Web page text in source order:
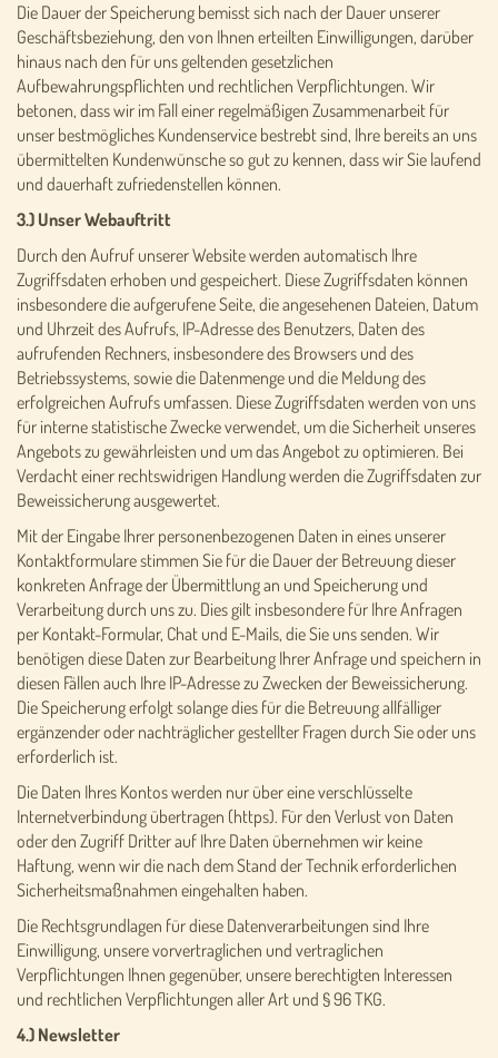
Die Dauer der Speicherung bemisst sich nach der Dauer unserer
Geschäftsbeziehung, den von Ihnen erteilten Einwilligungen, darüber
hinaus nach den für uns geltenden gesetzlichen
Aufbewahrungspflichten und rechtlichen Verpflichtungen. Wir
betonen, dass wir im Fall einer regelmäßigen Zusammenarbeit für
unser bestmögliches Kundenservice bestrebt sind, Ihre bereits an uns
übermittelten Kundenwünsche so gut zu kennen, dass wir Sie laufend
und dauerhaft zufriedenstellen können.
3.) Unser Webauftritt
Durch den Aufruf unserer Website werden automatisch Ihre
Zugriffsdaten erhoben und gespeichert. Diese Zugriffsdaten können
insbesondere die aufgerufene Seite, die angesehenen Dateien, Datum
und Uhrzeit des Aufrufs, IP-Adresse des Benutzers, Daten des
aufrufenden Rechners, insbesondere des Browsers und des
Betriebssystems, sowie die Datenmenge und die Meldung des
erfolgreichen Aufrufs umfassen. Diese Zugriffsdaten werden von uns
für interne statistische Zwecke verwendet, um die Sicherheit unseres
Angebots zu gewährleisten und um das Angebot zu optimieren. Bei
Verdacht einer rechtswidrigen Handlung werden die Zugriffsdaten zur
Beweissicherung ausgewertet.
Mit der Eingabe Ihrer personenbezogenen Daten in eines unserer
Kontaktformulare stimmen Sie für die Dauer der Betreuung dieser
konkreten Anfrage der Übermittlung an und Speicherung und
Verarbeitung durch uns zu. Dies gilt insbesondere für Ihre Anfragen
per Kontakt-Formular, Chat und E-Mails, die Sie uns senden. Wir
benötigen diese Daten zur Bearbeitung Ihrer Anfrage und speichern in
diesen Fällen auch Ihre IP-Adresse zu Zwecken der Beweissicherung.
Die Speicherung erfolgt solange dies für die Betreuung allfälliger
ergänzender oder nachträglicher gestellter Fragen durch Sie oder uns
erforderlich ist.
Die Daten Ihres Kontos werden nur über eine verschlüsselte
Internetverbindung übertragen (https). Für den Verlust von Daten
oder den Zugriff Dritter auf Ihre Daten übernehmen wir keine
Haftung, wenn wir die nach dem Stand der Technik erforderlichen
Sicherheitsmaßnahmen eingehalten haben.
Die Rechtsgrundlagen für diese Datenverarbeitungen sind Ihre
Einwilligung, unsere vorvertraglichen und vertraglichen
Verpflichtungen Ihnen gegenüber, unsere berechtigten Interessen
und rechtlichen Verpflichtungen aller Art und § 96 TKG.
4.) Newsletter